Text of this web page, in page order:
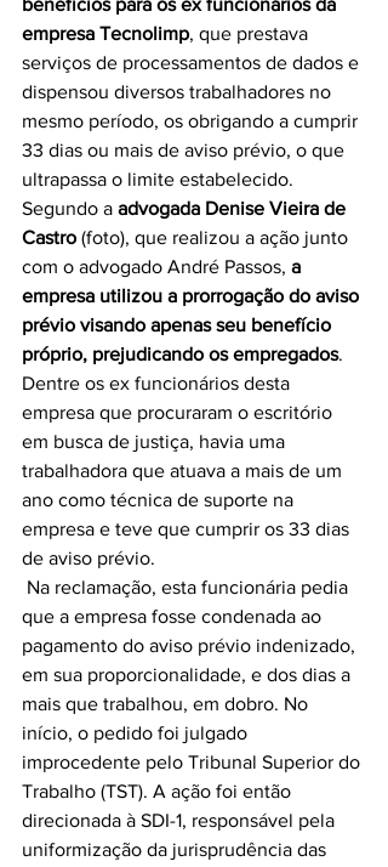
benefícios para os ex funcionários da
empresa Tecnolimp, que prestava
serviços de processamentos de dados e
dispensou diversos trabalhadores no
mesmo período, os obrigando a cumprir
33 dias ou mais de aviso prévio, o que
ultrapassa o limite estabelecido.
Segundo a advogada Denise Vieira de
Castro (foto), que realizou a ação junto
com o advogado André Passos, a
empresa utilizou a prorrogação do aviso
prévio visando apenas seu benefício
próprio, prejudicando os empregados.
Dentre os ex funcionários desta
empresa que procuraram o escritório
em busca de justiça, havia uma
trabalhadora que atuava a mais de um
ano como técnica de suporte na
empresa e teve que cumprir os 33 dias
de aviso prévio.
que a empresa fosse condenada ao
pagamento do aviso prévio indenizado,
em sua proporcionalidade, e dos dias a
mais que trabalhou, em dobro. No
início, o pedido foi julgado
improcedente pelo Tribunal Superior do
Trabalho (TST). A ação foi então
direcionada à SDI-1, responsável pela
uniformização da jurisprudência das